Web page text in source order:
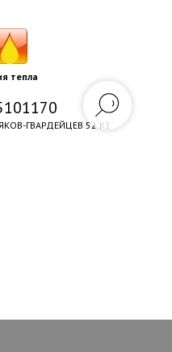
тепла
ГВАРДЕЙЦЕВ 52 К1